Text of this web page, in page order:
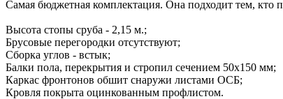
Самая бюджетная комплектация. Она подходит тем, кто
Высота стопы сруба - 2,15 м.;
Брусовые перегородки отсутствуют;
Сборка углов - встык;
Балки пола, перекрытия и стропил сечением 50х150 мм;
Каркас фронтонов обшит снаружи листами ОСБ;
Кровля покрыта оцинкованным профлистом.